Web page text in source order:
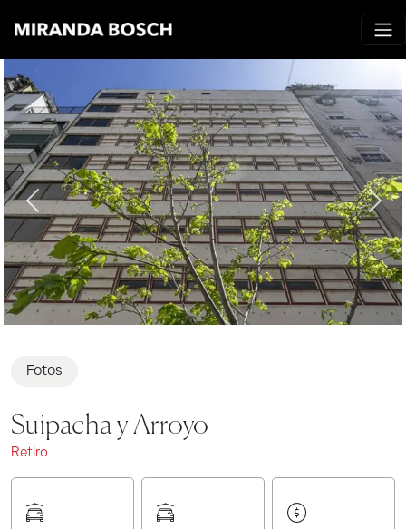
Fotos
Suipacha y Arroyo
Retiro